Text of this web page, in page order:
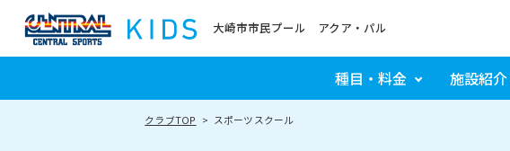
大崎市市民プール アクア・パル
種目・料金 施設紹介
クラブTOP スポーツスクール